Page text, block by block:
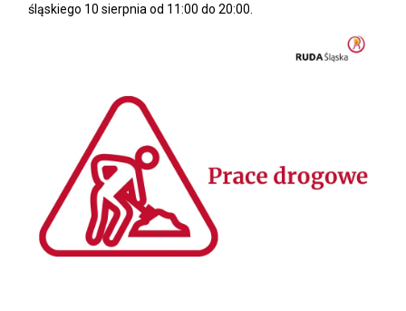
śląskiego 10 sierpnia od 11:00 do 20:00.